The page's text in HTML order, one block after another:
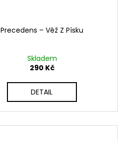
Precedens ‎– Věž Z Písku
Skladem
290 Kč
DETAIL